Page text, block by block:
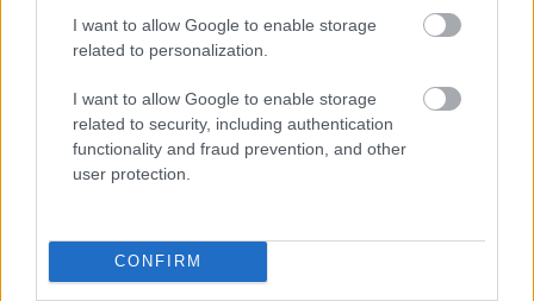
I want to allow Google to enable storage
related to personalization.
I want to allow Google to enable storage
related to security, including authentication
functionality and fraud prevention, and other
user protection.
CONFIRM
Több mint tízezren látták
már Frida Kahlo évtizedekig
elzárt fotógyűjteményét a
Mai Manó Házban
10.000 feletti kíváncsi tekintetet vonzott már
a Mai Manó Házban, mely a mexikói
művésznő, popkulturális ikon életének rejtett